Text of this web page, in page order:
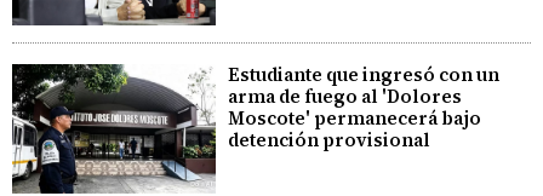
Estudiante que ingresó con un
arma de fuego al 'Dolores
Moscote' permanecerá bajo
detención provisional